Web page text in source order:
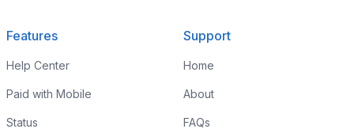
Features
Help Center
Paid with Mobile
Status
Support
Home
About
FAQs